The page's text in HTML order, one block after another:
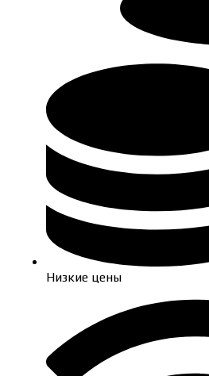
Низкие цены